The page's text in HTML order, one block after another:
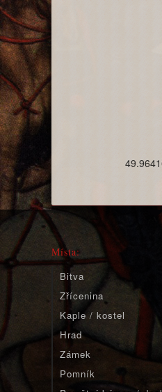
Místa:
Bitva
Zřícenina
Kaple / kostel
Hrad
Zámek
Pomník